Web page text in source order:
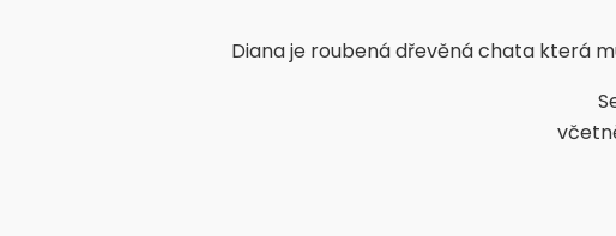
Diana je roubená dřevěná chata která